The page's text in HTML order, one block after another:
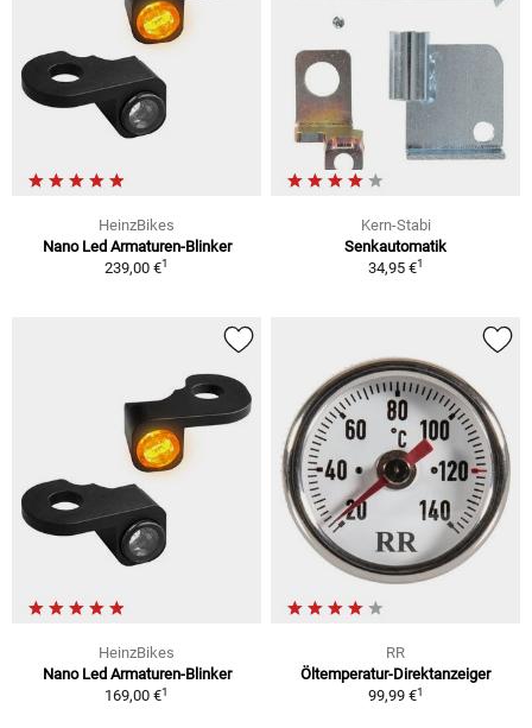
HeinzBikes
Nano Led Armaturen-Blinker
239,00 €1
Kern-Stabi
Senkautomatik
34,95 €1
HeinzBikes
Nano Led Armaturen-Blinker
169,00 €1
RR
Öltemperatur-Direktanzeiger
99,99 €1